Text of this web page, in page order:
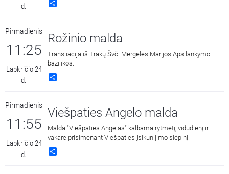
d.
Pirmadienis
11:25
Lapkričio 24
d.
Rožinio malda
Transliacija iš Trakų Švč. Mergelės Marijos Apsilankymo
bazilikos.
Pirmadienis
11:55
Lapkričio 24
d.
Viešpaties Angelo malda
Malda "Viešpaties Angelas" kalbama rytmetį, vidudienį ir
vakare prisimenant Viešpaties įsikūnijimo slėpinį.